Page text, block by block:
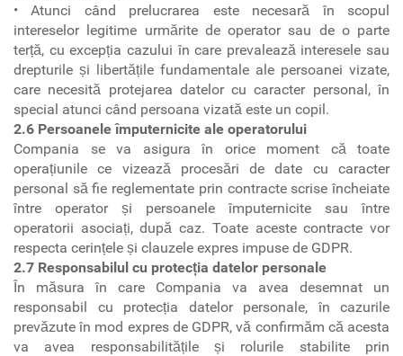
• Atunci când prelucrarea este necesară în scopul
intereselor legitime urmărite de operator sau de o parte
terță, cu excepția cazului în care prevalează interesele sau
drepturile și libertățile fundamentale ale persoanei vizate,
care necesită protejarea datelor cu caracter personal, în
special atunci când persoana vizată este un copil.
2.6 Persoanele împuternicite ale operatorului
Compania se va asigura în orice moment că toate
operațiunile ce vizează procesări de date cu caracter
personal să fie reglementate prin contracte scrise încheiate
între operator și persoanele împuternicite sau între
operatorii asociați, după caz. Toate aceste contracte vor
respecta cerințele și clauzele expres impuse de GDPR.
2.7 Responsabilul cu protecția datelor personale
În măsura în care Compania va avea desemnat un
responsabil cu protecția datelor personale, în cazurile
prevăzute în mod expres de GDPR, vă confirmăm că acesta
va avea responsabilitățile și rolurile stabilite prin